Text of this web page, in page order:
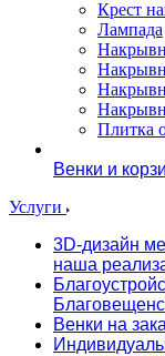
Крест
Лампада
Плитка
Венки и
Услуги
3D-дизайн
наша
Венки на